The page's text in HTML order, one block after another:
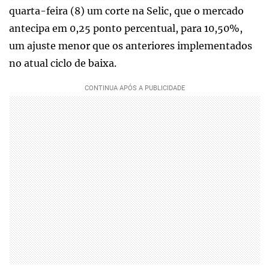
quarta-feira (8) um corte na Selic, que o mercado
antecipa em 0,25 ponto percentual, para 10,50%,
um ajuste menor que os anteriores implementados
no atual ciclo de baixa.